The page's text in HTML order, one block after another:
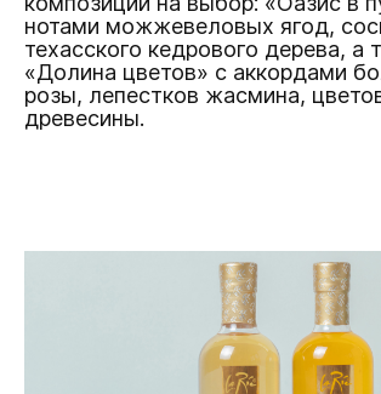
нотами можжевеловых ягод,
техасского кедрового дерева, а
«Долина цветов» с аккордами
розы, лепестков жасмина,
древесины.